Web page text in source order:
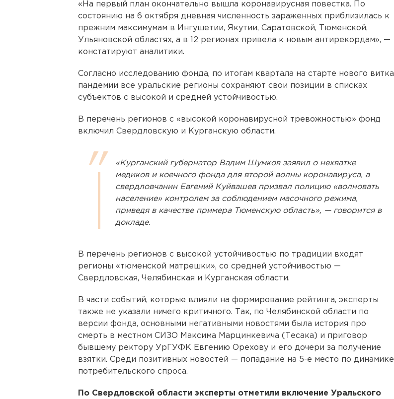
«На первый план окончательно вышла коронавирусная повестка. По
состоянию на 6 октября дневная численность зараженных приблизилась к
прежним максимумам в Ингушетии, Якутии, Саратовской, Тюменской,
Ульяновской областях, а в 12 регионах привела к новым антирекордам», —
констатируют аналитики.
Согласно исследованию фонда, по итогам квартала на старте нового витка
пандемии все уральские регионы сохраняют свои позиции в списках
субъектов с высокой и средней устойчивостью.
В перечень регионов с «высокой коронавирусной тревожностью» фонд
включил Свердловскую и Курганскую области.
«Курганский губернатор Вадим Шумков заявил о нехватке
медиков и коечного фонда для второй волны коронавируса, а
свердловчанин Евгений Куйвашев призвал полицию «волновать
население» контролем за соблюдением масочного режима,
приведя в качестве примера Тюменскую область», — говорится в
докладе.
В перечень регионов с высокой устойчивостью по традиции входят
регионы «тюменской матрешки», со средней устойчивостью —
Свердловская, Челябинская и Курганская области.
В части событий, которые влияли на формирование рейтинга, эксперты
также не указали ничего критичного. Так, по Челябинской области по
версии фонда, основными негативными новостями была история про
смерть в местном СИЗО Максима Марцинкевича (Тесака) и приговор
бывшему ректору УрГУФК Евгению Орехову и его дочери за получение
взятки. Среди позитивных новостей — попадание на 5-е место по динамике
потребительского спроса.
По Свердловской области эксперты отметили включение Уральского